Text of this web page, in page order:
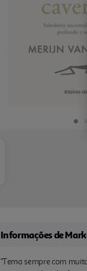
Informações de
"Tema sempre com